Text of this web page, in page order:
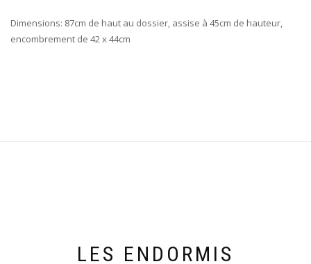
Dimensions: 87cm de haut au dossier, assise à 45cm de hauteur,
encombrement de 42 x 44cm
LES ENDORMIS